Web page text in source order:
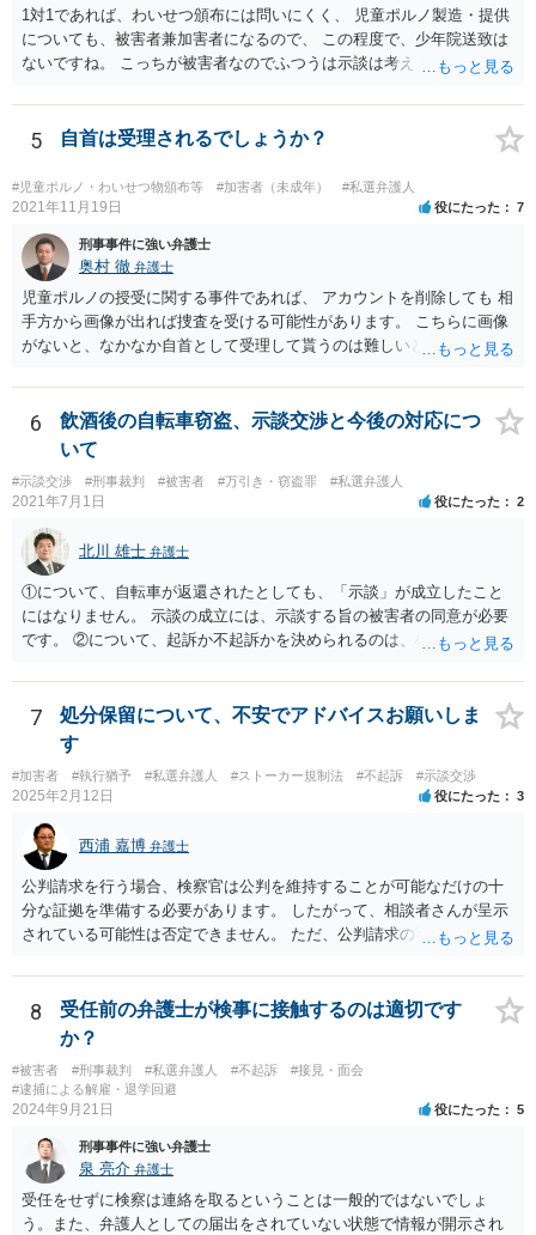
1対1であれば、わいせつ頒布には問いにくく、 児童ポルノ製造・提供
についても、被害者兼加害者になるので、 この程度で、少年院送致は
ないですね。 こっちが被害者なのでふつうは示談は考えません。 少年
5 自首は受理されるでしょうか？
#児童ポルノ・わいせつ物頒布等 #加害者（未成年） #私選弁護人
2021年11月19日 役にたった 7
刑事事件に強い弁護士
奥村 徹 弁護士
児童ポルノの授受に関する事件であれば、 アカウントを削除しても 相
手方から画像が出れば捜査を受ける可能性があります。 こちらに画像
がないと、なかなか自首として受理して貰うのは難しいと思います
と、相手方からの捜査が来たときに、逮捕の必要性が少なくなるとい
う効果が得られることがあって、実際に相手方からの捜査が及んだけ
れど、逮捕されなかった事例もあります。
6
飲酒後の自転車窃盗、示談交渉と今後の対応につ
いて
#示談交渉 #刑事裁判 #被害者 #万引き・窃盗罪 #私選弁護人
2021年7月1日 役にたった 2
北川 雄士 弁護士
①について、自転車が返還されたとしても、「示談」が成立したこと
にはなりません。 示談の成立には、示談する旨の被害者の同意が必要
です。 ②について、起訴か不起訴かを決められるのは、検察官のみで
ますが、警察官の個人的な見立てに過ぎません。 ③について、一般
に、示談を行うとすれば少しでも早い方がいいです。 被害者の動きを
待って、ということは通常しません。 ④について、示談をされたいと
いうことであれば、弁護士に依頼され、弁護士を通じて警察に対し、
被害者の連絡先を教えてもらえないかとお願いする方法があります。
最終的に応じるかは被害者の意向次第ですが、「加害者」本人に被害
者の情報を伝えるというのはなかなか応じてもらうのは難しいです
が、 弁護士限りで、などと条件を付けることで応じていただける可能
性があります。 以上踏まえて、お近くの弁護士事務所にご相談されて
みてください。
7
処分保留について、不安でアドバイスお願いしま
す
#加害者 #執行猶予 #私選弁護人 #ストーカー規制法 #不起訴 #示談交渉
2025年2月12日 役にたった 3
西浦 嘉博 弁護士
公判請求を行う場合、検察官は公判を維持することが可能なだけの十
分な証拠を準備する必要があります。 したがって、相談者さんが呈示
されている可能性は否定できません。 ただ、公判請求の可能性が完全
いのではないかと思われます。 繰り返しますが、ご依頼されている弁
護人とご相談ください。
8
受任前の弁護士が検事に接触するのは適切です
か？
#被害者 #刑事裁判 #私選弁護人 #不起訴
#接見・面会
#逮捕による解雇・退学回避
2024年9月21日 役にたった 5
刑事事件に強い弁護士
泉 亮介 弁護士
受任をせずに検察は連絡を取るということは一般的ではないでしょ
う。また、弁護人としての届出をされていない状態で情報が開示され